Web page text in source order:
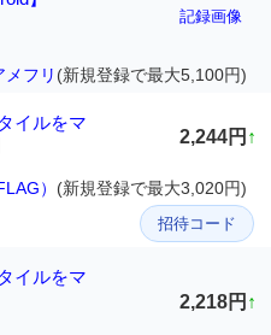
記録画像
メフリ (新規登録で最大5,100円)
イルをマ
2,244円 ↑
） (新規登録で最大3,020円)
招待コード
イルをマ
2,218円 ↑